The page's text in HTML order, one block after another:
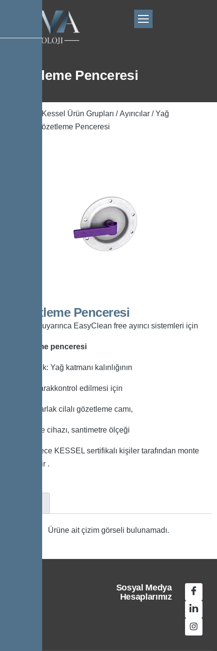
Gözetleme Penceresi
Kessel Ürün Grupları /Ayırıcılar /Yağ
/ Gözetleme Penceresi
Gözetleme Penceresi
EN 1825 uyarınca EasyClean free ayırıcı sistemleri için
Gözetleme penceresi
Uyumluluk: Yağ katmanı kalınlığının
görsel olarakkontrol edilmesi için
İçeriği: Parlak cilalı gözetleme camı,
temizleme cihazı, santimetre ölçeği
Not: Sadece KESSEL sertifikalı kişiler tarafından monte
edilmelidir .
Ürüne ait çizim görseli bulunamadı.
Sosyal Medya
Hesaplarımız